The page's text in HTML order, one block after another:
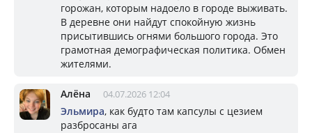
горожан, которым надоело в городе выживать.
В деревне они найдут спокойную жизнь
присытившись огнями большого города. Это
грамотная демографическая политика. Обмен
жителями.
Алёна 04.07.2026 12:04
Эльмира, как будто там капсулы с цезием
разбросаны ага